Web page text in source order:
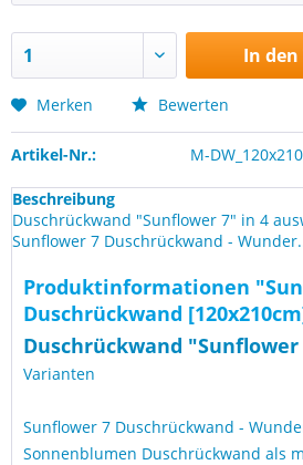
In den
Merken Bewerten
Artikel-Nr.: M-
Beschreibung
Duschrückwand "Sunflower 7" in 4
Sunflower 7 Duschrückwand -
Produktinformationen
Duschrückwand
Duschrückwand "Sunflower
Varianten
Sunflower 7 Duschrückwand -
Sonnenblumen Duschrückwand als